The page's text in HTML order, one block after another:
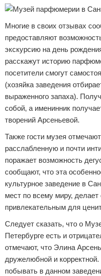
Многие в своих отзывах
предоставляют
экскурсию на день
расскажут историю
посетители смогут
(хозяйка заведения
выраженного запаха).
собой, а именинник
творений Арсеньевой.
Также гости музея
расслабленную и почти
поражает возможность
сообщают, что эта
культурное заведение в
мест по всему миру,
привлекательным для
Следует сказать, что о
Петербурге есть и
отмечают, что Элина
дружелюбной и
побывать в данном